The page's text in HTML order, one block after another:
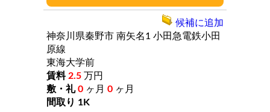
神奈川県秦野市 南矢名1 小田急電鉄小田
原線
東海大学前
2.5 万円
0 ヶ月 0 ヶ月
1K
候補に追加